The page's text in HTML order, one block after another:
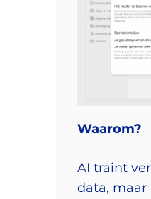
Waarom?
AI traint
data, maar